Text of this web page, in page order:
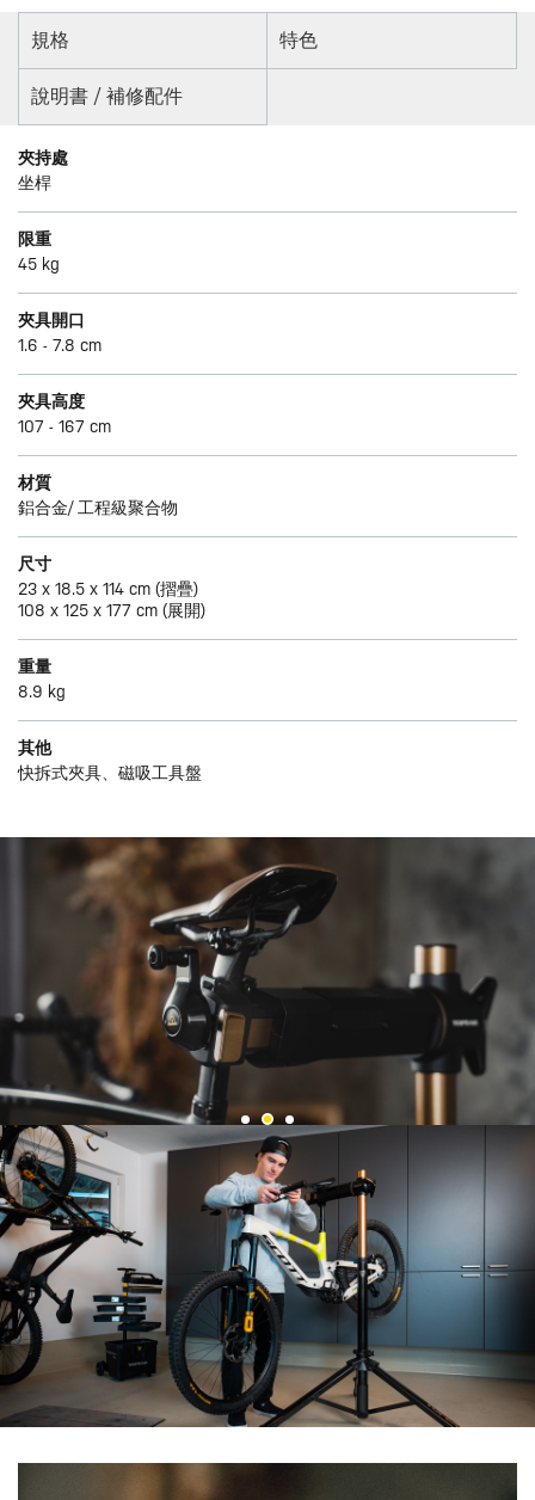
規格 特色
說明書 / 補修配件
夾持處
坐桿
限重
45 kg
夾具開口
1.6 - 7.8 cm
夾具高度
107 - 167 cm
材質
鋁合金/ 工程級聚合物
尺寸
23 x 18.5 x 114 cm (摺疊)
108 x 125 x 177 cm (展開)
重量
8.9 kg
其他
快拆式夾具、磁吸工具盤